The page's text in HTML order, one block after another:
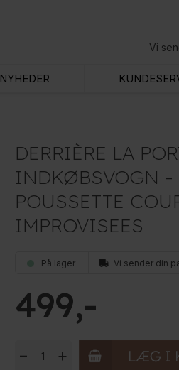
Vi
NYHEDER
DERRIÈRE LA
INDKØBSVOGN -
POUSSETTE
IMPROVISEES
På lager Vi sender din
499
+
-